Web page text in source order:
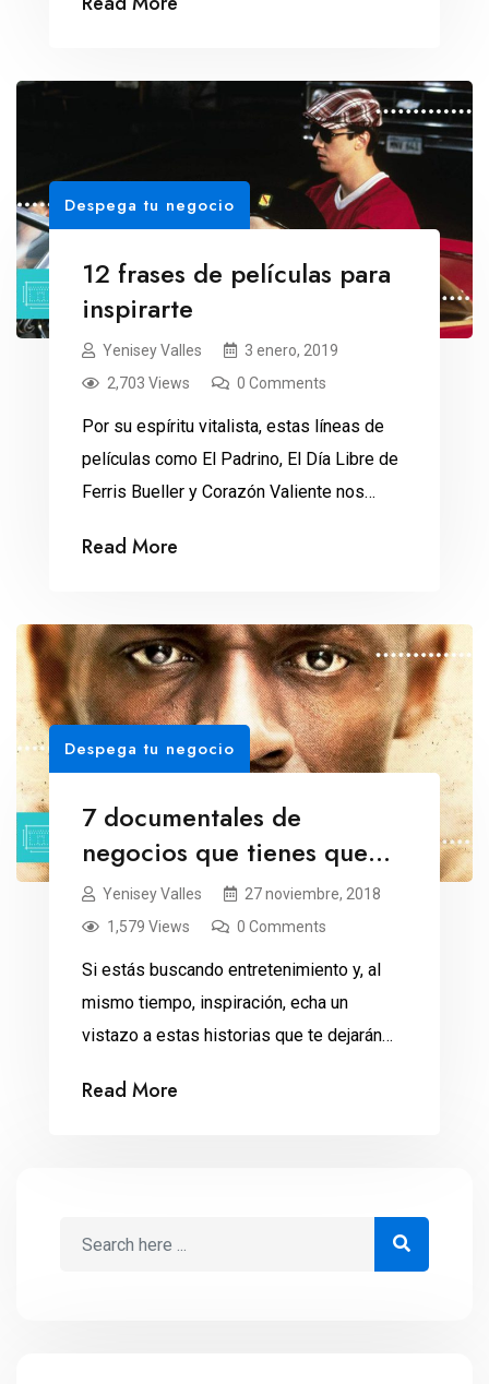
negocio propio puede ser la fuente de
tus sueños o el plan perfecto para el
retiro. El problema es que pocos pueden
Despega tu negocio
12 frases de películas para
inspirarte
Yenisey Valles
3 enero, 2019
2,703 Views
0 Comments
Por su espíritu vitalista, estas líneas de
películas como El Padrino, El Día Libre de
Ferris Bueller y Corazón Valiente nos
emprender lo que deseamos. Bien dicen
qué no alimentar nuestra mente con
pensamientos positivos, que nos motiven
hacia la consecución de […]
Read More
Despega tu negocio
7 documentales de
negocios que tienes que
verYenisey Valles
27 noviembre, 2018
1,579 Views
0 Comments
Si estás buscando entretenimiento y, al
mismo tiempo, inspiración, echa un
vistazo a estas historias que te dejarán
sueños… y nuevas ideas para cumplirlos.
Read More